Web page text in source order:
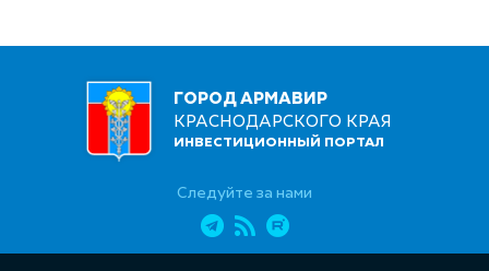
ГОРОД АРМАВИР
КРАСНОДАРСКОГО КРАЯ
ИНВЕСТИЦИОННЫЙ ПОРТАЛ
Следуйте за нами